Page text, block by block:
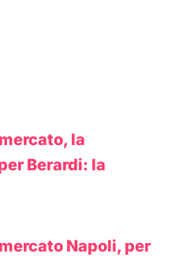
la
Berardi: la
Napoli, per